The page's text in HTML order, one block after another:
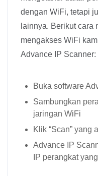
dengan WiFi, tetapi
lainnya. Berikut cara
mengakses WiFi
Advance IP Scanner:
Buka software
Sambungkan
jaringan WiFi
Klik “Scan” yang
Advance IP
IP perangkat